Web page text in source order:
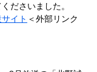
ださいました。
イト ＜外部リンク